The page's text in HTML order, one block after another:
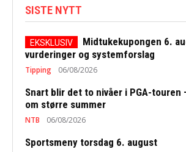
SISTE NYTT
Midtukekupongen 6.
vurderinger og systemforslag
Tipping 06/08/2026
Snart blir det to nivåer i PGA-touren
om større summer
NTB 06/08/2026
Sportsmeny torsdag 6. august